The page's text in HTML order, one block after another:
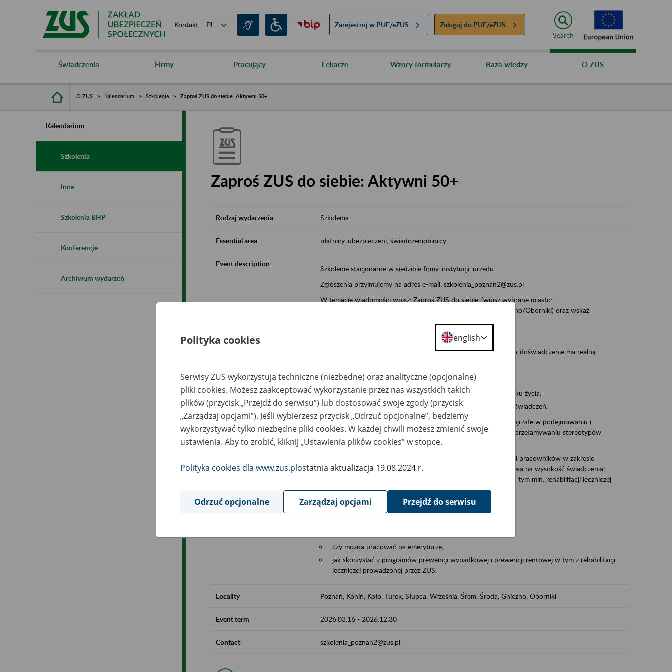
Kontakt Zarejestruj w PUE/eZUS Zaloguj do PUE/eZUS
Search
Świadczenia Firmy Pracujący Lekarze Wzory formularzy Baza wiedzy O ZUS
O ZUS Kalendarium Szkolenia Zaproś ZUS do siebie: Aktywni 50+
Kalendarium
Szkolenia
Inne
Szkolenia BHP
Konferencje
Archiwum wydarzeń
Zaproś ZUS do siebie: Aktywni 50+
Rodzaj wydarzenia Szkolenia
Essential area płatnicy, ubezpieczeni, świadczeniobiorcy
Event description
Szkolenie stacjonarne w siedzibie firmy, instytucji, urzędu.
Zgłoszenia przyjmujemy na adres e-mail: szkolenia_poznan2@zus.pl
W temacie wiadomości wpisz: Zaproś ZUS do siebie_(wpisz wybrane miasto:
Poznań/Konin/Koło/Turek/Słupca/Września/Śrem/Środa/Gniezno/Oborniki) oraz wskaż
Aktywni 50+ to inicjatywa, która pokazuje, że wiek jest atutem, a doświadczenie ma realną
Program ten to:
promocja aktywności zawodowej osób po pięćdziesiątym roku życia;
zachęcanie do świadomego planowania kariery i przyszłych świadczeń.
ZUS przez działania informacyjne i edukacyjne wspiera osoby dojrzałe w podejmowaniu i
kontynuowaniu aktywności zawodowej, dbaniu o zdrowie oraz przełamywaniu stereotypów
związanych z wiekiem.
Aktywni 50+ to współpraca ZUS z organizacjami pracodawców i pracowników w zakresie
edukowania nt. systemu emerytalnego w Polsce – tego co wpływa na wysokość świadczenia;
działań z obszaru prewencji wypadkowej i prewencji rentowej w tym min. rehabilitacji leczniczej
realizowanej przez ZUS.
W ramach inicjatywy Aktywni 50+, ZUS edukuje:
czy można pracować na emeryturze,
jak skorzystać z programów prewencji wypadkowej i prewencji rentowej w tym z rehabilitacji
leczniczej prowadzonej przez ZUS.
Locality Poznań, Konin, Koło, Turek, Słupca, Września, Śrem, Środa, Gniezno, Oborniki
Event term 2026.03.16 - 2026.12.30
Contact szkolenia_poznan2@zus.pl
Polityka cookies english
Serwisy ZUS wykorzystują techniczne (niezbędne) oraz analityczne (opcjonalne)
pliki cookies. Możesz zaakceptować wykorzystanie przez nas wszystkich takich
plików (przycisk „Przejdź do serwisu”) lub dostosować swoje zgody (przycisk
„Zarządzaj opcjami”). Jeśli wybierzesz przycisk „Odrzuć opcjonalne”, będziemy
wykorzystywać tylko niezbędne pliki cookies. W każdej chwili możesz zmienić swoje
ustawienia. Aby to zrobić, kliknij „Ustawienia plików cookies” w stopce.
Polityka cookies dla www.zus.plostatnia aktualizacja 19.08.2024 r.
Odrzuć opcjonalne Zarządzaj opcjami Przejdź do serwisu